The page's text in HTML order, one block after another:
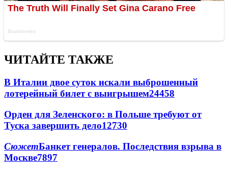
ЧИТАЙТЕ ТАКЖЕ
В Италии двое суток искали выброшенный
лотерейный билет с выигрышем24458
Орден для Зеленского: в Польше требуют от
Туска завершить дело12730
СюжетБанкет генералов. Последствия взрыва в
Москве7897